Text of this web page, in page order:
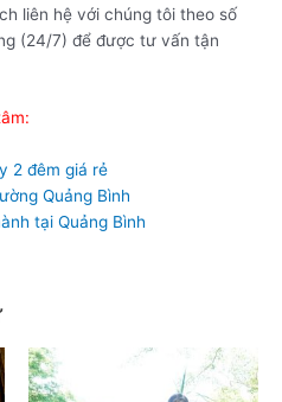
liên hệ với chúng tôi theo số
(24/7) để được tư vấn tận
2 đêm giá rẻ
Quảng Bình
tại Quảng Bình